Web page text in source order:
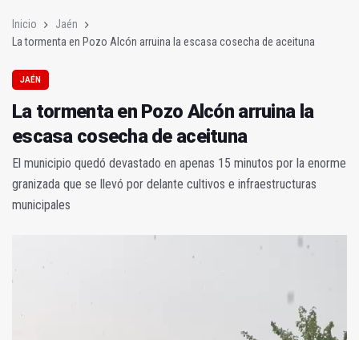
Inicio
Jaén
La tormenta en Pozo Alcón arruina la escasa cosecha de aceituna
JAÉN
La tormenta en Pozo Alcón arruina la
escasa cosecha de aceituna
El municipio quedó devastado en apenas 15 minutos por la enorme
granizada que se llevó por delante cultivos e infraestructuras
municipales